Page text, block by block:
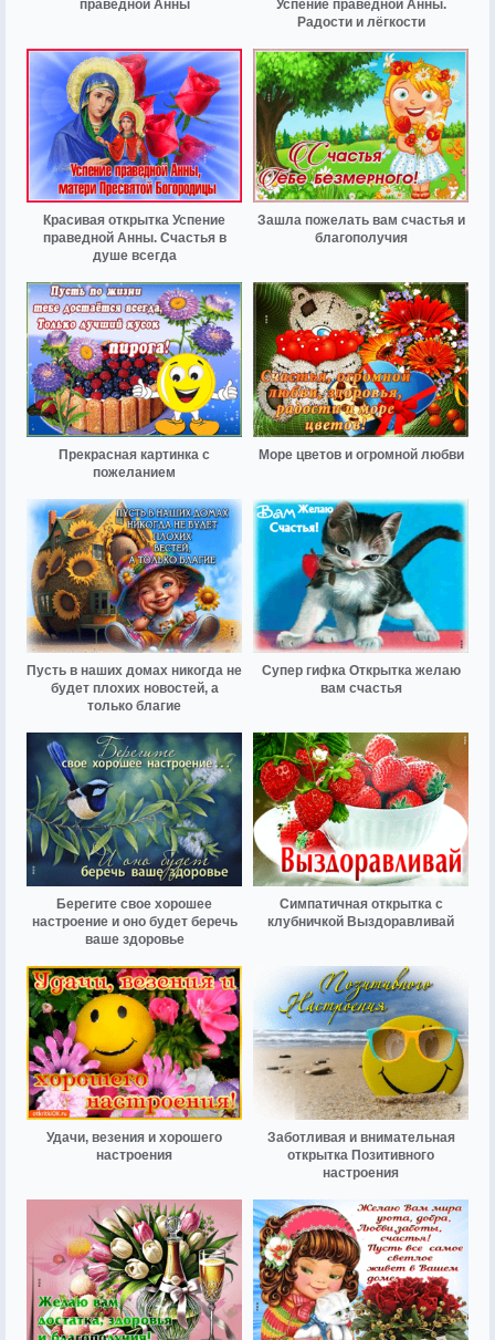
праведной Анны
Успение праведной Анны.
Радости и лёгкости
Красивая открытка Успение
праведной Анны. Счастья в
душе всегда
Зашла пожелать вам счастья и
благополучия
Прекрасная картинка с
пожеланием
Море цветов и огромной любви
Пусть в наших домах никогда не
будет плохих новостей, а
только благие
Супер гифка Открытка желаю
вам счастья
Берегите свое хорошее
настроение и оно будет беречь
ваше здоровье
Симпатичная открытка с
клубничкой Выздоравливай
Удачи, везения и хорошего
настроения
Заботливая и внимательная
открытка Позитивного
настроения